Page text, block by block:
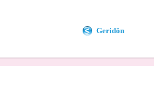
Geridön